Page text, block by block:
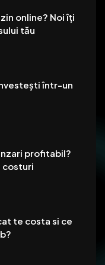
online? Noi îți
tău
într-un
profitabil?
costuri
te costa si ce